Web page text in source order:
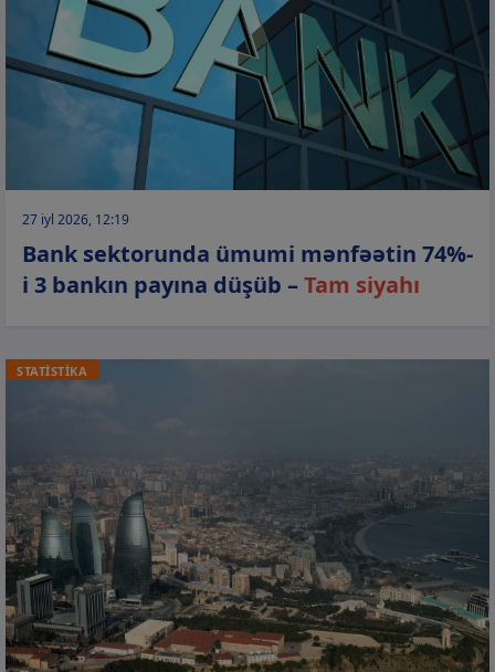
27 iyl 2026, 12:19
Bank sektorunda ümumi mənfəətin 74%-
i 3 bankın payına düşüb –Tam siyahı
STATİSTİKA